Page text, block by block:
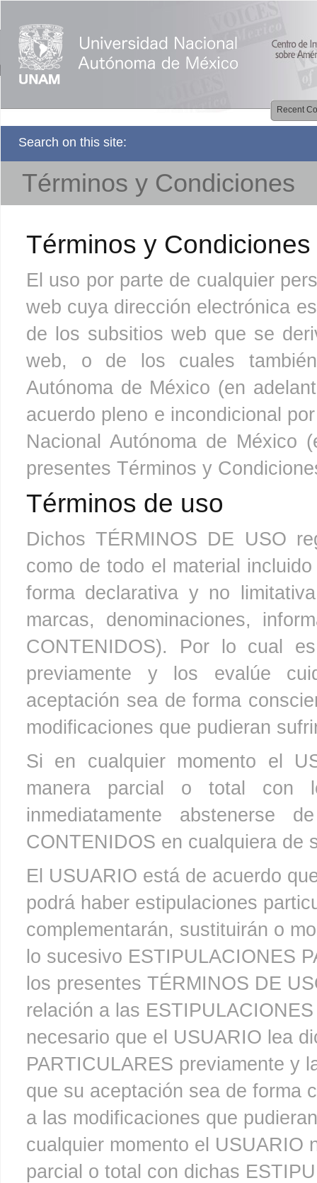
Recent
Search on this site:
Términos y Condiciones
Términos y
El uso por parte de cualquier
web cuya dirección electrónica
de los subsitios web que se
web, o de los cuales
Autónoma de México (en
acuerdo pleno e incondicional
Nacional Autónoma de México
presentes Términos y
Términos de uso
Dichos TÉRMINOS DE USO
como de todo el material
forma declarativa y no
marcas, denominaciones,
CONTENIDOS). Por lo cual
previamente y los evalúe
aceptación sea de forma
modificaciones que pudieran
Si en cualquier momento el
manera parcial o total con
inmediatamente
CONTENIDOS en cualquiera de
El USUARIO está de acuerdo
podrá haber estipulaciones
complementarán, sustituirán o
lo sucesivo ESTIPULACIONES
los presentes TÉRMINOS DE
relación a las
necesario que el USUARIO lea
PARTICULARES previamente y
que su aceptación sea de forma
a las modificaciones que
cualquier momento el USUARIO
parcial o total con dichas